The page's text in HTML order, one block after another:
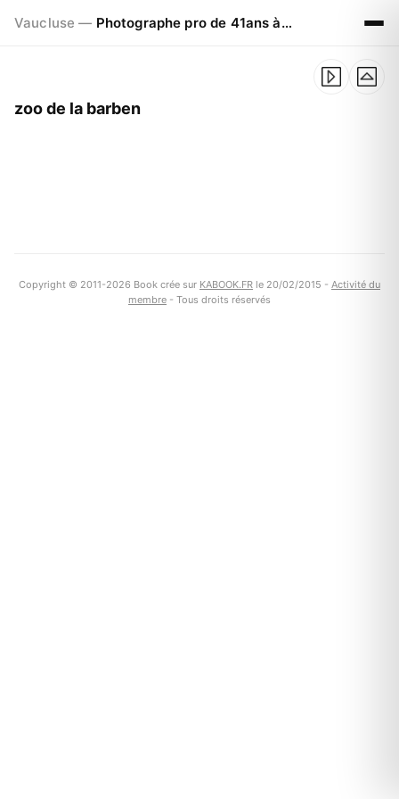
Vaucluse — Photographe pro de 41ans à Visan 84820
zoo de la barben
Copyright © 2011-2026 Book crée sur KABOOK.FR le 20/02/2015 - Activité du
membre - Tous droits réservés